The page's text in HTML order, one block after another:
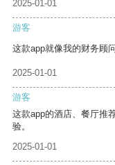
2025-01-01
游客
这款app就像我的财务顾
2025-01-01
游客
这款app的酒店、餐厅推
验。
2025-01-01